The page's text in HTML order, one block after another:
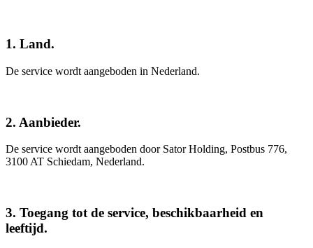
1. Land.
De service wordt aangeboden in Nederland.
2. Aanbieder.
De service wordt aangeboden door Sator Holding, Postbus 776,
3100 AT Schiedam, Nederland.
3. Toegang tot de service, beschikbaarheid en
leeftijd.